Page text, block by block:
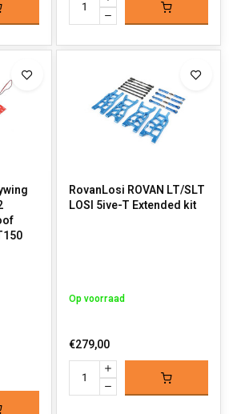
RovanLosi ROVAN LT/SLT
LOSI 5ive-T Extended kit
Op voorraad
€279,00